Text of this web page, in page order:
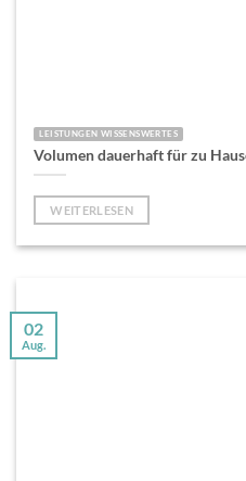
LEISTUNGEN WISSENSWERTES
Volumen dauerhaft für zu
WEITERLESEN
02
Aug.